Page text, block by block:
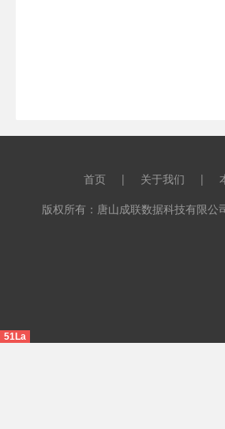
首页 | 关于我们 |
版权所有：唐山成联数据科技有
51La